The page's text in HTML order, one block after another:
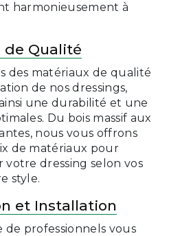
harmonieusement à
de Qualité
des matériaux de qualité
de nos dressings,
une durabilité et une
Du bois massif aux
nous vous offrons
de matériaux pour
votre dressing selon vos
style.
et Installation
de professionnels vous